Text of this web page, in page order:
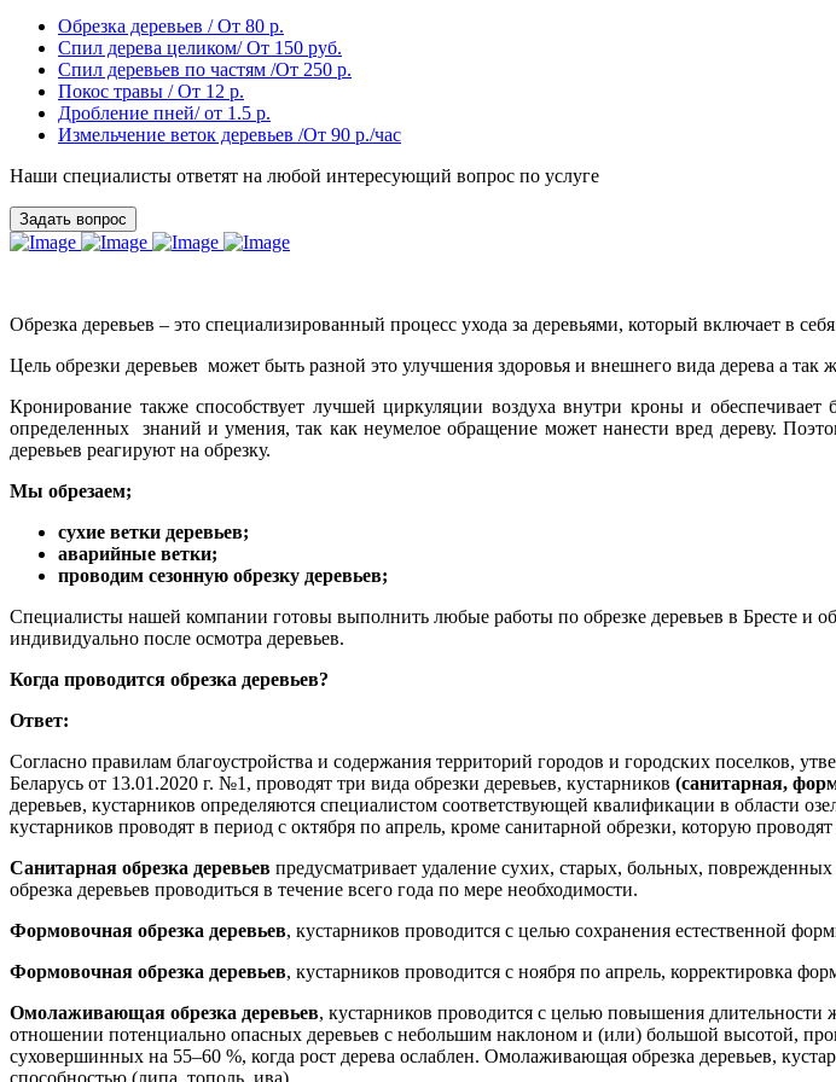
Обрезка деревьев / От 80 р.
Спил дерева целиком/ От 150 руб.
Спил деревьев по частям /От 250 р.
Покос травы / От 12 р.
Дробление пней/ от 1.5 р.
Измельчение веток деревьев /От 90 р./час
Наши специалисты ответят на любой интересующий вопрос по услуге
Задать вопрос
Обрезка деревьев – это специализированный процесс ухода за деревьями, который включает в
Цель обрезки деревьев может быть разной это улучшения здоровья и внешнего вида дерева а
Кронирование также способствует лучшей циркуляции воздуха внутри кроны и обеспечивает
определенных знаний и умения, так как неумелое обращение может нанести вред дереву.
деревьев реагируют на обрезку.
Мы обрезаем;
сухие ветки деревьев;
аварийные ветки;
проводим сезонную обрезку деревьев;
Специалисты нашей компании готовы выполнить любые работы по обрезке деревьев в Бресте и
индивидуально после осмотра деревьев.
Когда проводится обрезка деревьев?
Ответ:
Согласно правилам благоустройства и содержания территорий городов и городских поселков,
Беларусь от 13.01.2020 г. №1, проводят три вида обрезки деревьев, кустарников (санитарная,
деревьев, кустарников определяются специалистом соответствующей квалификации в области
кустарников проводят в период с октября по апрель, кроме санитарной обрезки, которую
Санитарная обрезка деревьев предусматривает удаление сухих, старых, больных,
обрезка деревьев проводиться в течение всего года по мере необходимости.
Формовочная обрезка деревьев, кустарников проводится с целью сохранения естественной
Формовочная обрезка деревьев, кустарников проводится с ноября по апрель, корректировка
Омолаживающая обрезка деревьев, кустарников проводится с целью повышения длительности
отношении потенциально опасных деревьев с небольшим наклоном и (или) большой высотой,
суховершинных на 55–60 %, когда рост дерева ослаблен. Омолаживающая обрезка деревьев,
способностью (липа, тополь, ива).